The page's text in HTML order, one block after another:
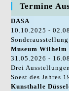
Termine
DASA
10.10.2025 -
Museum
31.05.2026 -
Drei
Soest des Jahres
Kunsthalle